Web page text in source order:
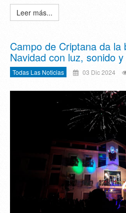
Leer más...
Campo de Criptana da la
Navidad con luz, sonido
Todas Las Noticias 03 Dic 2024